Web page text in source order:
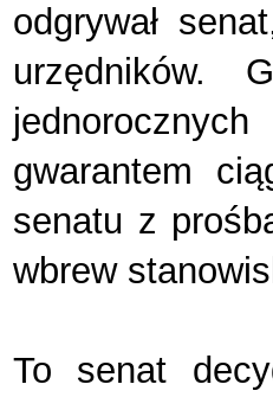
odgrywał
urzędników.
gwarantem
senatu z
wbrew
To senat